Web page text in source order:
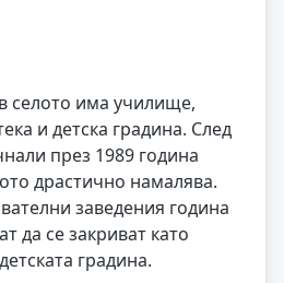
селото има училище,
и детска градина. След
през 1989 година
драстично намалява.
заведения година
да се закриват като
градина.